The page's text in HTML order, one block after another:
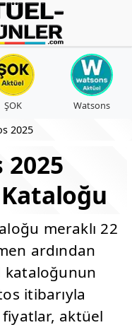
ŞOK Watsons
2025
meraklı 22
ardından
kataloğunun
itibarıyla
fiyatlar, aktüel